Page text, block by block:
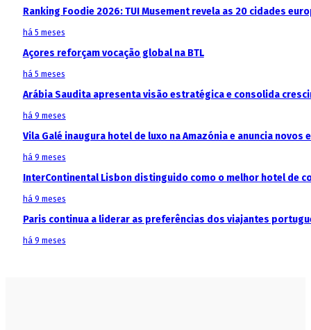
Ranking Foodie 2026: TUI Musement revela as 20 cidades
há 5 meses
Açores reforçam vocação global na BTL
há 5 meses
Arábia Saudita apresenta visão estratégica e consolida
há 9 meses
Vila Galé inaugura hotel de luxo na Amazónia e anuncia
há 9 meses
InterContinental Lisbon distinguido como o melhor hotel de
há 9 meses
Paris continua a liderar as preferências dos viajantes
há 9 meses